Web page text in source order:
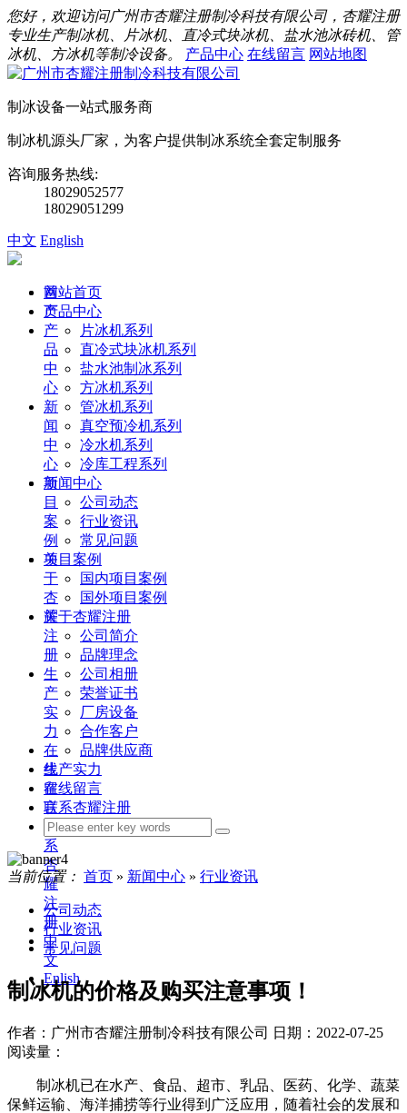
您好，欢迎访问广州市杏耀注册制冷科技有限公司，杏耀注册
专业生产制冰机、片冰机、直冷式块冰机、盐水池冰砖机、管
冰机、方冰机等制冷设备。
产品中心 在线留言 网站地图
制冰设备一站式服务商
制冰机源头厂家，为客户提供制冰系统全套定制服务
咨询服务热线:
18029052577
18029051299
中文 English
首
页
产
品
中
心
新
闻
中
心
项
目
案
例
关
于
杏
耀
注
册
生
产
实
力
在
线
留
言
联
系
杏
耀
注
册
中
文
Enlish
网站首页
产品中心
片冰机系列
直冷式块冰机系列
盐水池制冰系列
方冰机系列
管冰机系列
真空预冷机系列
冷水机系列
冷库工程系列
新闻中心
公司动态
行业资讯
常见问题
项目案例
国内项目案例
国外项目案例
关于杏耀注册
公司简介
品牌理念
公司相册
荣誉证书
厂房设备
合作客户
品牌供应商
生产实力
在线留言
联系杏耀注册
当前位置： 首页 » 新闻中心 » 行业资讯
公司动态
行业资讯
常见问题
制冰机的价格及购买注意事项！
作者：广州市杏耀注册制冷科技有限公司
日期：2022-07-25
阅读量：
制冰机已在水产、食品、超市、乳品、医药、化学、蔬菜
保鲜运输、海洋捕捞等行业得到广泛应用，随着社会的发展和